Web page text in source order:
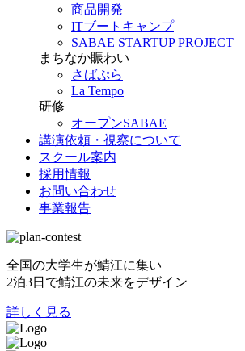
商品開発
ITブートキャンプ
SABAE STARTUP PROJECT
まちなか賑わい
さばぷら
La Tempo
研修
オープンSABAE
講演依頼・視察について
スクール案内
採用情報
お問い合わせ
事業報告
全国の大学生が鯖江に集い
2泊3日で鯖江の未来をデザイン
詳しく見る